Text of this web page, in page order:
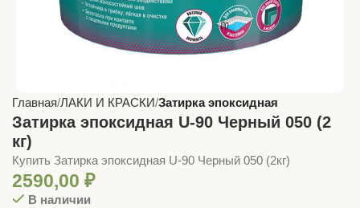
Главная ЛАКИ И КРАСКИ Затирка эпоксидная
Затирка эпоксидная U-90 Черный 050 (2
кг)
Купить Затирка эпоксидная U-90 Черный 050 (2кг)
2590,00 ₽
В наличии